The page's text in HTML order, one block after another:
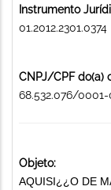
Instrumento
01.2012.2301.0374
CNPJ/CPF do(a)
68.532.076/0001-
Objeto:
AQUISI¿¿O DE